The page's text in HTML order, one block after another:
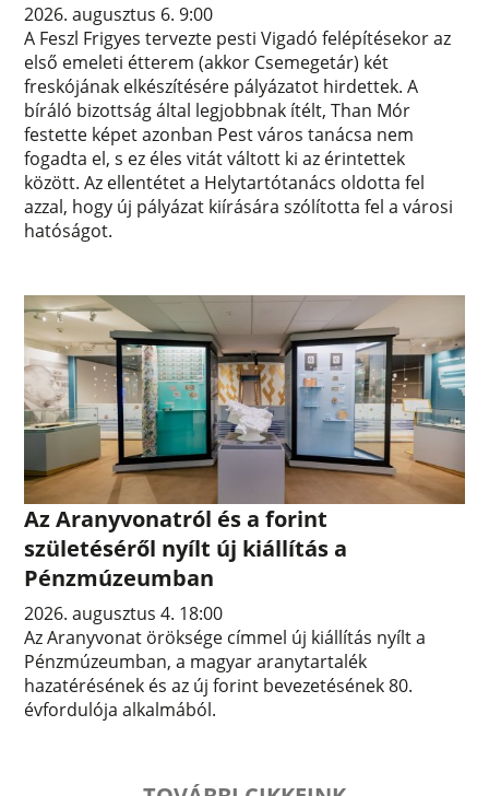
2026. augusztus 6. 9:00
A Feszl Frigyes tervezte pesti Vigadó felépítésekor az
első emeleti étterem (akkor Csemegetár) két
freskójának elkészítésére pályázatot hirdettek. A
bíráló bizottság által legjobbnak ítélt, Than Mór
festette képet azonban Pest város tanácsa nem
fogadta el, s ez éles vitát váltott ki az érintettek
között. Az ellentétet a Helytartótanács oldotta fel
azzal, hogy új pályázat kiírására szólította fel a városi
hatóságot.
Az Aranyvonatról és a forint
születéséről nyílt új kiállítás a
Pénzmúzeumban
2026. augusztus 4. 18:00
Az Aranyvonat öröksége címmel új kiállítás nyílt a
Pénzmúzeumban, a magyar aranytartalék
hazatérésének és az új forint bevezetésének 80.
évfordulója alkalmából.